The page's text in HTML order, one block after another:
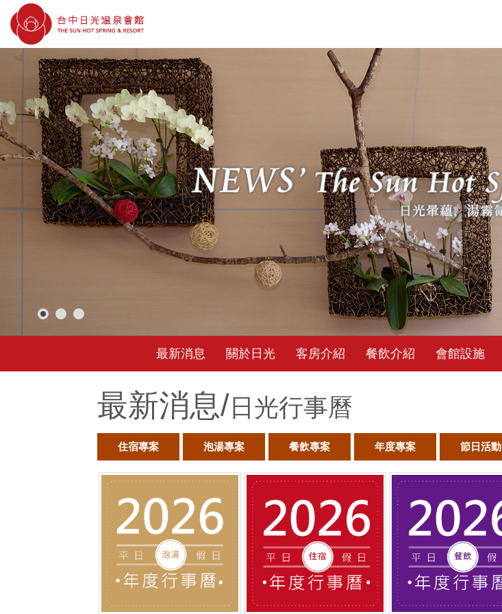
最新消息 關於日光 客房介紹 餐飲介紹 會館設施
最新消息/日光行事曆
住宿專案 泡湯專案 餐飲專案 年度專案 節日活動